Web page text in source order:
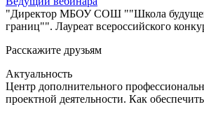
"Директор МБОУ СОШ ""Школа
границ"". Лауреат всероссийского
Расскажите друзьям
Актуальность
Центр дополнительного
проектной деятельности. Как